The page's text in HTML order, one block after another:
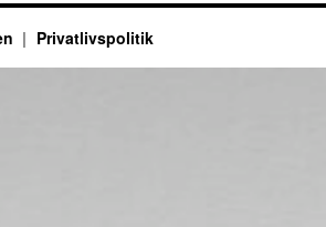
Privatlivspolitik